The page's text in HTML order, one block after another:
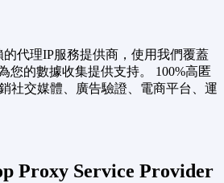
的代理IP服務提供商，使用我們覆蓋
您的數據收集提供支持。 100%高匿
社交媒體、廣告驗證、電商平台、運
Proxy Service Provider